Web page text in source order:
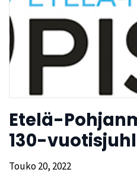
Etelä-
130-
Touko 20, 2022